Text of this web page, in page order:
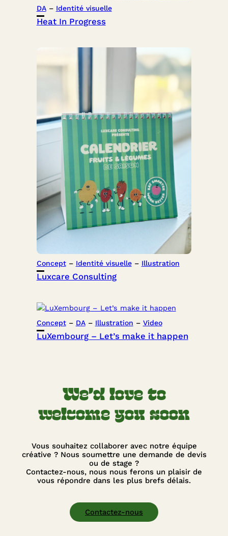
DA – Identité visuelle
Heat In Progress
Concept – Identité visuelle – Illustration
Luxcare Consulting
Concept – DA – Illustration – Video
LuXembourg – Let’s make it happen
We’d love to
welcome you soon
Vous souhaitez collaborer avec notre équipe
créative ? Nous soumettre une demande de devis
ou de stage ?
Contactez-nous, nous nous ferons un plaisir de
vous répondre dans les plus brefs délais.
Contactez-nous